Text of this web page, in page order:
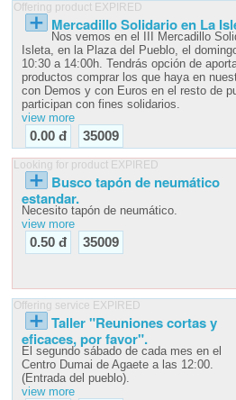
Offering product EXPIRED
Mercadillo Solidario en La
Nos vemos en el III Mercadillo
Isleta, en la Plaza del Pueblo, el
10:30 a 14:00h. Tendrás opción de
productos comprar los que haya en
con Demos y con Euros en el resto de
participan con fines solidarios.
view more
0.00 đ 35009
Looking for product EXPIRED
Busco tapón de neumático
estandar.
Necesito tapón de neumático.
view more
0.50 đ 35009
Offering service EXPIRED
Taller "Reuniones cortas y
eficaces, por favor".
El segundo sábado de cada mes en el
Centro Dumai de Agaete a las 12:00.
(Entrada del pueblo).
view more